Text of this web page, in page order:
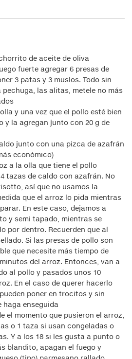
de aceite de oliva
fuerte agregar 6 presas de
3 patas y 3 muslos. Todo sin
pechuga, las alitas, metele no más
y una vez que el pollo esté bien
y la agregan junto con 20 g de
junto con una pizca de azafrán
económico)
a la olla que tiene el pollo
tazas de caldo con azafrán. No
así que no usamos la
que el arroz lo pida mientras
En este caso, dejamos a
y semi tapado, mientras se
por dentro. Recuerden que al
Si las presas de pollo son
que necesite más tiempo de
del arroz. Entonces, van a
al pollo y pasados unos 10
En el caso de querer hacerlo
poner en trocitos y sin
haga enseguida
el momento que pusieron el arroz,
o 1 taza si usan congeladas o
Y a los 18 si les gusta a punto o
blandito, apagan el fuego y